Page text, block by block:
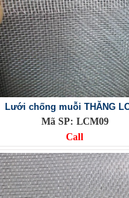
Lưới chống muỗi THĂNG
Mã SP: LCM09
Call